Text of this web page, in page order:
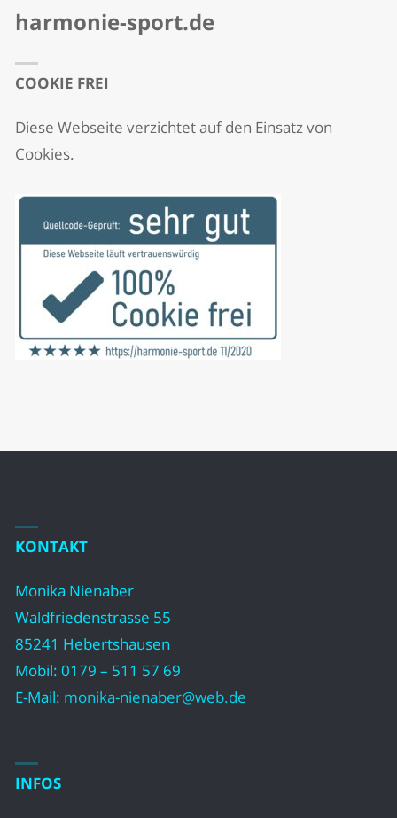
harmonie-sport.de
COOKIE FREI
Diese Webseite verzichtet auf den Einsatz von
Cookies.
KONTAKT
Monika Nienaber
Waldfriedenstrasse 55
85241 Hebertshausen
Mobil: 0179 – 511 57 69
E-Mail: monika-nienaber@web.de
INFOS